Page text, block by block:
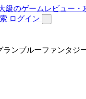
ログイン
ンブルーファンタジ